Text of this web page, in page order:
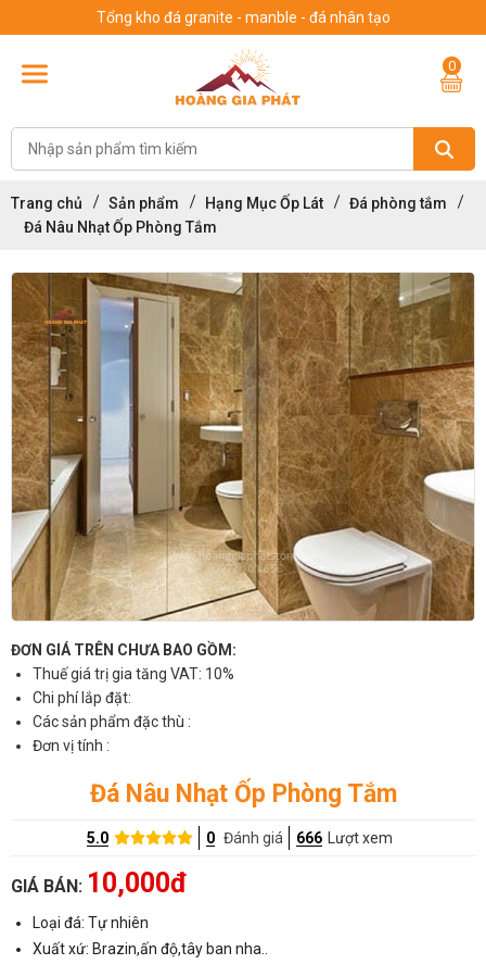
Tổng kho đá granite - manble - đá nhân tạo
0
Trang chủ Sản phẩm Hạng Mục Ốp Lát
Đá phòng tắm
Đá Nâu Nhạt Ốp Phòng Tắm
ĐƠN GIÁ TRÊN CHƯA BAO GỒM:
Thuế giá trị gia tăng VAT: 10%
Chi phí lắp đặt:
Các sản phẩm đặc thù :
Đơn vị tính :
Đá Nâu Nhạt Ốp Phòng Tắm
5.0 0 Đánh giá 666 Lượt xem
GIÁ BÁN: 10,000đ
Loại đá: Tự nhiên
Xuất xứ: Brazin,ấn độ,tây ban nha..